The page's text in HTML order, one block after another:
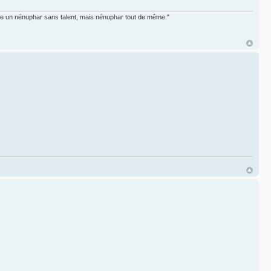
un nénuphar sans talent, mais nénuphar tout de même."